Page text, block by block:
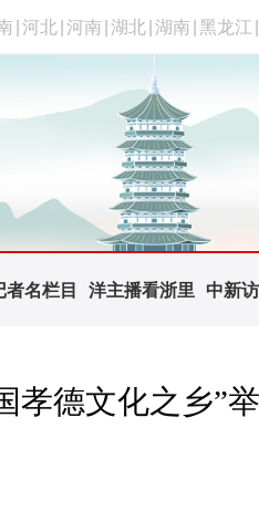
河北 河南 湖北 湖南 黑龙江
者名栏目 洋主播看浙里 中新
孝德文化之乡”